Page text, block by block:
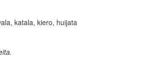
katala, kiero, huijata